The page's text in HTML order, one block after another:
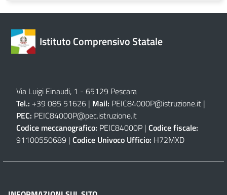
Istituto Comprensivo Statale
Via Luigi Einaudi, 1 - 65129 Pescara
Tel.: +39 085 51626 | Mail: PEIC84000P@istruzione.it |
PEC: PEIC84000P@pec.istruzione.it
Codice meccanografico: PEIC84000P | Codice fiscale:
91100550689 | Codice Univoco Ufficio: H72MXD